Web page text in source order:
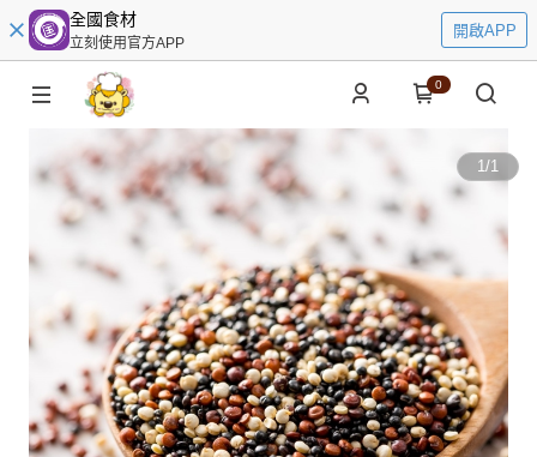
全國食材
立刻使用官方APP
開啟APP
0
1/1